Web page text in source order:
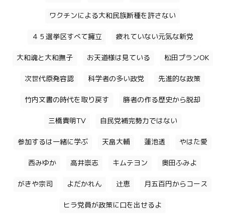
ワクチンによる大和民族断種を許さない
４５選挙区すべて擁立 疲れていない元気な新党
大和魂と大和撫子 お天道様は見ている 松田プランOK
次世代原発容認 科学者の多い政党 先進的な政策
竹内文書の時代を取り戻す 勝者の作る歴史から脱却
三橋貴明TV 自民党補完勢力ではない
参加するは一緒に学ぶ 天畠大輔 蓮池透 やはた愛
西みゆか 高井崇志 キムテヨン 奥田ふみよ
がきや宗司 よだかれん 辻恵 月五百円からコース
ヒラ党員が政策に口を出せるよ